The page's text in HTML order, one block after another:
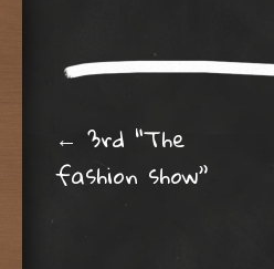
Post
← 3rd “The
fashion show”